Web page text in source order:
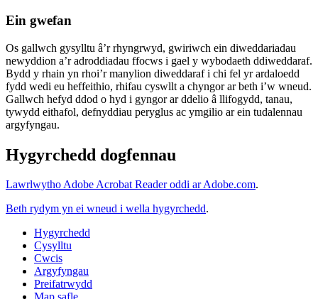
Ein gwefan
Os gallwch gysylltu â’r rhyngrwyd, gwiriwch ein diweddariadau
newyddion a’r adroddiadau ffocws i gael y wybodaeth ddiweddaraf.
Bydd y rhain yn rhoi’r manylion diweddaraf i chi fel yr ardaloedd
fydd wedi eu heffeithio, rhifau cyswllt a chyngor ar beth i’w wneud.
Gallwch hefyd ddod o hyd i gyngor ar ddelio â llifogydd, tanau,
tywydd eithafol, defnyddiau peryglus ac ymgilio ar ein tudalennau
argyfyngau.
Hygyrchedd dogfennau
Lawrlwytho Adobe Acrobat Reader oddi ar Adobe.com.
Beth rydym yn ei wneud i wella hygyrchedd.
Hygyrchedd
Cysylltu
Cwcis
Argyfyngau
Preifatrwydd